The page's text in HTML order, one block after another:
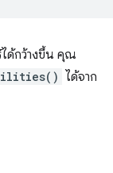
ได้กว้างขึ้น คุณ
ได้จาก